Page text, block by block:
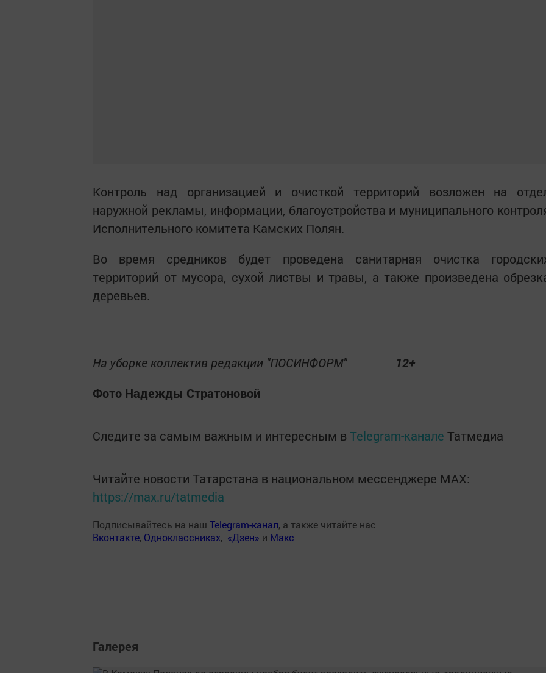
Контроль над организацией и очисткой территорий возложен на
наружной рекламы, информации, благоустройства и муниципального
Исполнительного комитета Камских Полян.
Во время средников будет проведена санитарная очистка
территорий от мусора, сухой листвы и травы, а также произведена
деревьев.
На уборке коллектив редакции "ПОСИНФОРМ"
12+
Фото Надежды Стратоновой
Следите за самым важным и интересным в Telegram-канале Татмедиа
Читайте новости Татарстана в национальном мессенджере MАХ:
https://max.ru/tatmedia
Подписывайтесь на наш Telegram-канал, а также читайте нас
Вконтакте, Одноклассниках, «Дзен» и Макс
Галерея